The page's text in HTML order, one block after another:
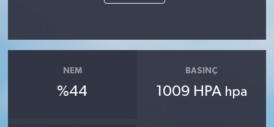
NEM
%44
BASINÇ
1009 HPA hpa